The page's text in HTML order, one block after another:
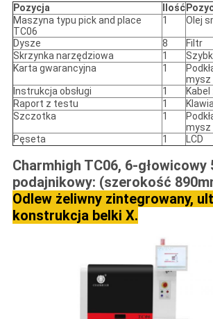
Pozycja
Ilość
Maszyna typu pick and place
TC06
1 Olej
Dysze 8 Filtr
Skrzynka narzędziowa
1
Karta gwarancyjna
1
mysz
Instrukcja obsługi 1
Raport z testu
1
Szczotka
1
mysz
Pęseta 1 LCD
Charmhigh TC06, 6-głowicowy
podajnikowy: (szerokość
Odlew żeliwny zintegrowany,
konstrukcja belki X.